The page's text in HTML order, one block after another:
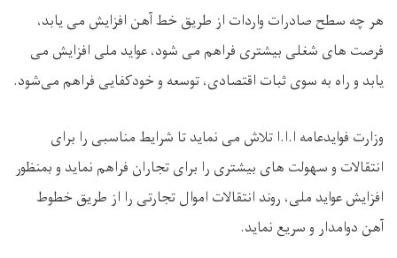
هر چه سطح صادرات واردات از طریق خط آهن افزایش می یابد،
فرصت های شغلی بیشتری فراهم می شود، عواید ملی افزایش می
یابد و راه به سوی ثبات اقتصادی، توسعه و خودکفایی فراهم می‌شود.
وزارت فوایدعامه ا.ا.ا تلاش می نماید تا شرایط مناسبی را برای
انتقالات و سهولت ‌های بیشتری را برای تجاران فراهم نماید و بمنظور
افزایش عواید ملی، روند انتقالات اموال تجارتی را از طریق خطوط
آهن دوامدار و سریع نماید.